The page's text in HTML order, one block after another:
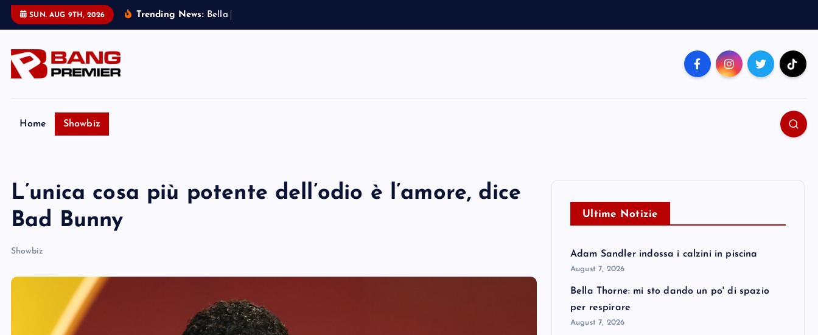
SUN. AUG 9TH, 2026 Trending News: Be a
Home Showbiz
L’unica cosa più potente dell’odio è l’amore, dice
Bad Bunny
Showbiz
Ultime Notizie
Adam Sandler indossa i calzini in piscina
August 7, 2026
Bella Thorne: mi sto dando un po' di spazio
per respirare
August 7, 2026